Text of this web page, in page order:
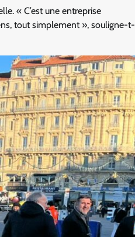
« C’est une entreprise
tout simplement », souligne-t-